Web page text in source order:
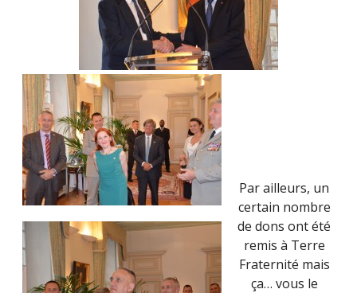
Par ailleurs, un
certain nombre
de dons ont été
remis à Terre
Fraternité mais
ça… vous le